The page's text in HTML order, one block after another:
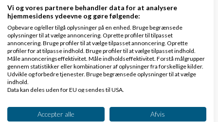
hvordan gøres en side "usynlig"?
Nyeste indlægafLouise,den 11-08-2007 kl.
21:55
45 svar
1 2 3
Vi og vores partnere behandler data for at analysere
hjemmesidens ydeevne og gøre følgende:
Opbevare og/eller tilgå oplysninger på en enhed. Bruge begrænsede
oplysninger til at vælge annoncering. Oprette profiler til tilpasset
annoncering. Bruge profiler til at vælge tilpasset annoncering. Oprette
profiler for at tilpasse indhold. Bruge profiler til at vælge tilpasset indhold.
Måle annonceringseffektivitet. Måle indholdseffektivitet. Forstå målgrupper
gennem statistikker eller kombinationer af oplysninger fra forskellige kilder.
Udvikle og forbedre tjenester. Bruge begrænsede oplysninger til at vælge
indhold.
Data kan deles uden for EU og sendes til USA.
Se partnerliste (2 IAB-leverandører)
Accepter alle Afvis